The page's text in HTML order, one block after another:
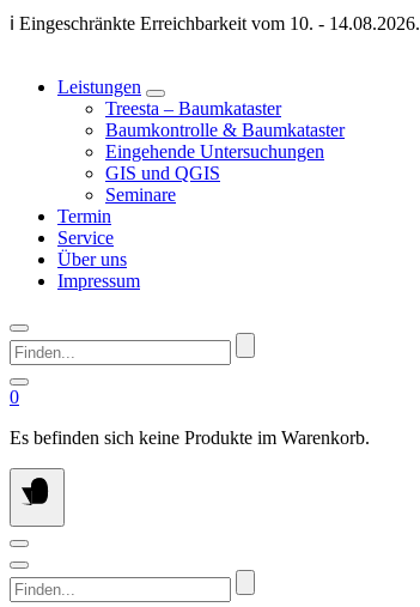
Springen
Inhalt
ℹ️ Eingeschränkte Erreichbarkeit vom 10. - 14.08.2026.
Leistungen
Treesta – Baumkataster
Baumkontrolle & Baumkataster
Eingehende Untersuchungen
GIS und QGIS
Seminare
Termin
Service
Über uns
Impressum
Finden...
0
Es befinden sich keine Produkte im Warenkorb.
Finden...